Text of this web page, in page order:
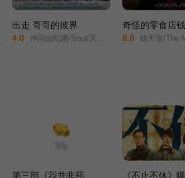
出走 哥哥的彼界
4.0 仲间由纪惠/Soul/又吉伶音/伊波れいり/松田流花/津波竜斗/内田树/盧礼欧/玉城敦子/城间やよい/津嘉山正种/寺辻健一郎/
奇怪的零食店
8.0 钱天堂/The Mysterious Candy Store/Strange
第三部《我并非药 《不止不休》